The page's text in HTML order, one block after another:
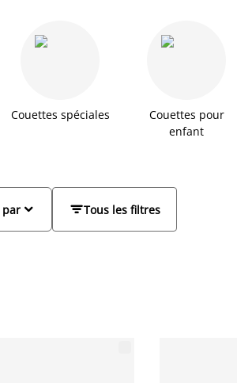
Couettes spéciales
Couettes pour
enfant
Tous les filtres

par